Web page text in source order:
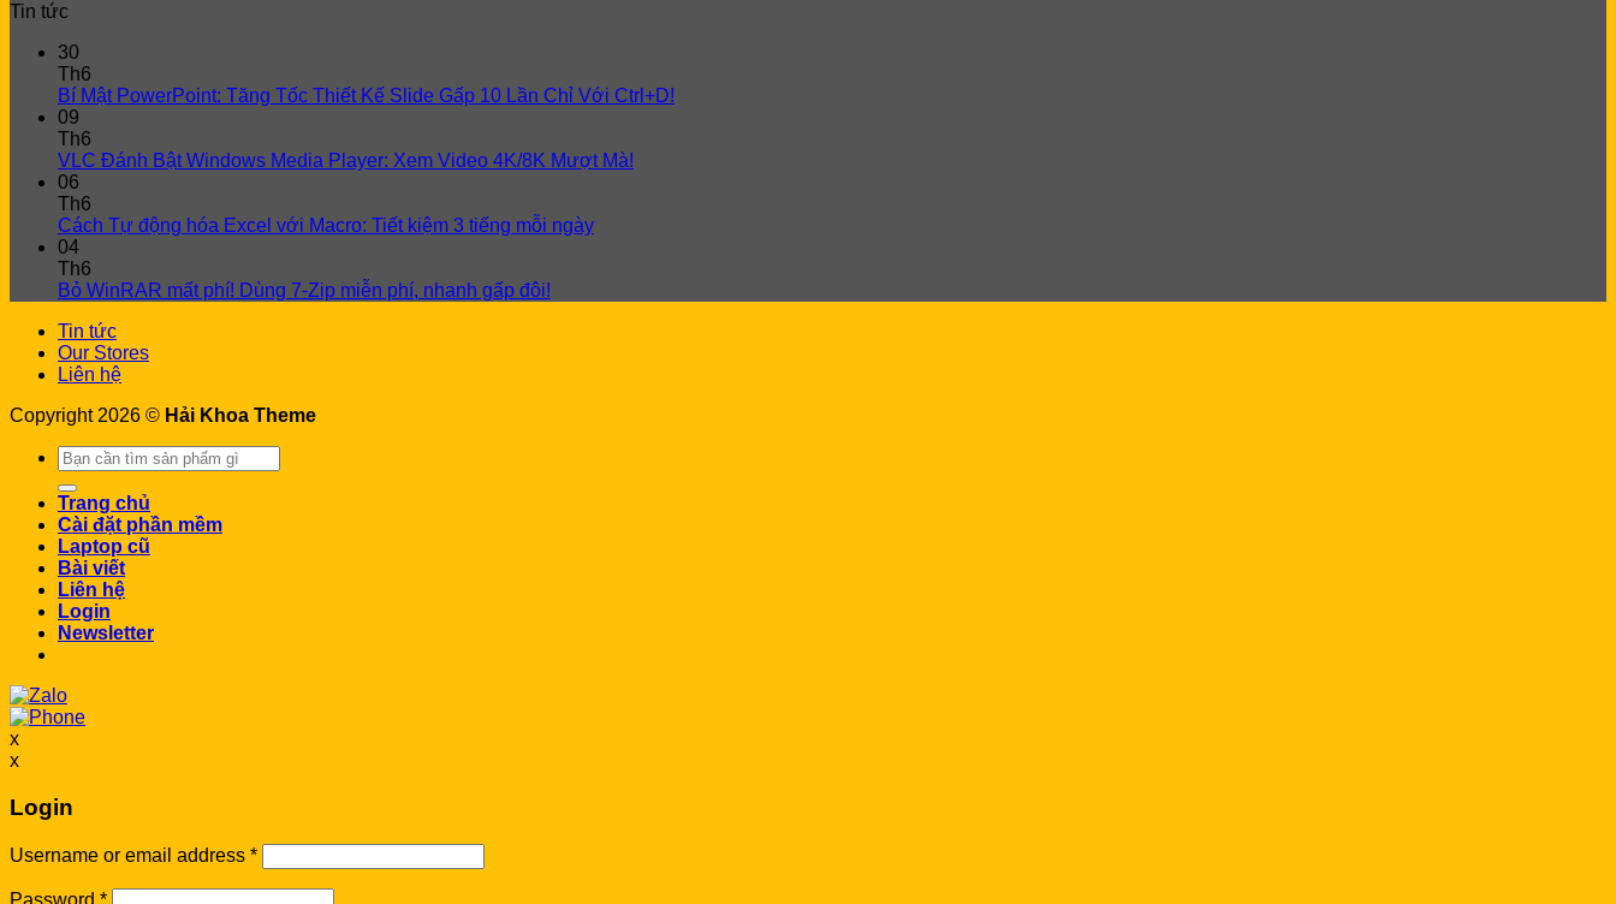
Tin tức
30
Th6
Bí Mật PowerPoint: Tăng Tốc Thiết Kế Slide Gấp 10 Lần Chỉ Với Ctrl+D!
09
Th6
VLC Đánh Bật Windows Media Player: Xem Video 4K/8K Mượt Mà!
06
Th6
Cách Tự động hóa Excel với Macro: Tiết kiệm 3 tiếng mỗi ngày
04
Th6
Bỏ WinRAR mất phí! Dùng 7-Zip miễn phí, nhanh gấp đôi!
Tin tức
Our Stores
Liên hệ
Copyright 2026 © Hải Khoa Theme
Search
for:
Trang chủ
Cài đặt phần mềm
Laptop cũ
Bài viết
Liên hệ
Login
Newsletter
x
x
Login
Username or email address *
Password *